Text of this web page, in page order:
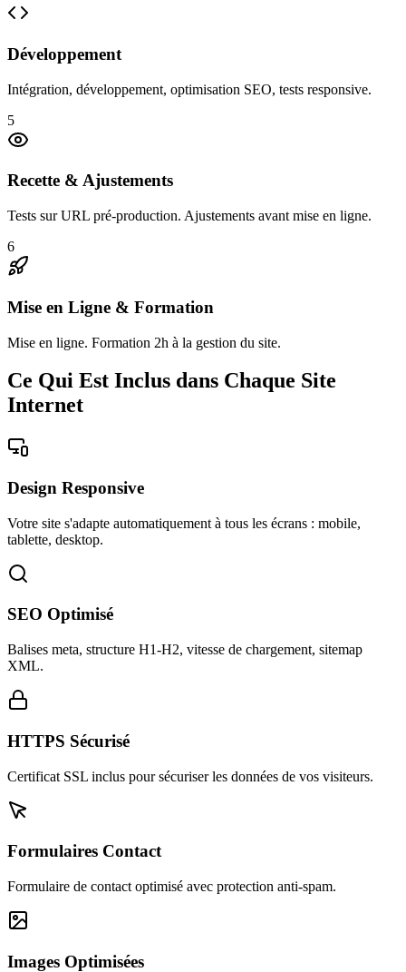
Développement
Intégration, développement, optimisation SEO, tests responsive.
5
Recette & Ajustements
Tests sur URL pré-production. Ajustements avant mise en ligne.
6
Mise en Ligne & Formation
Mise en ligne. Formation 2h à la gestion du site.
Ce Qui Est Inclus dans Chaque Site
Internet
Design Responsive
Votre site s'adapte automatiquement à tous les écrans : mobile,
tablette, desktop.
SEO Optimisé
Balises meta, structure H1-H2, vitesse de chargement, sitemap
XML.
HTTPS Sécurisé
Certificat SSL inclus pour sécuriser les données de vos visiteurs.
Formulaires Contact
Formulaire de contact optimisé avec protection anti-spam.
Images Optimisées